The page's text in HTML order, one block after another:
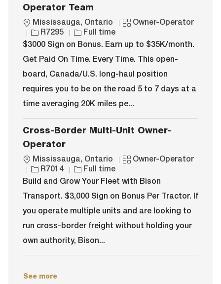
Operator Team
L
o
c
t
i
n
Mississauga, Ontario
C
t
g
o
y
Owner-Operator
J
o
I
d
R7295
J
o
T
y
e
Full time
$3000 Sign on Bonus. Earn up to $35K/month.
Get Paid On Time. Every Time. This open-
board, Canada/U.S. long-haul position
requires you to be on the road 5 to 7 days at a
time averaging 20K miles pe...
Cross-Border Multi-Unit Owner-
Operator
L
o
c
t
i
n
Mississauga, Ontario
C
t
g
o
y
Owner-Operator
J
o
I
d
R7014
J
o
T
y
e
Full time
Build and Grow Your Fleet with Bison
Transport. $3,000 Sign on Bonus Per Tractor. If
you operate multiple units and are looking to
run cross-border freight without holding your
own authority, Bison...
See more